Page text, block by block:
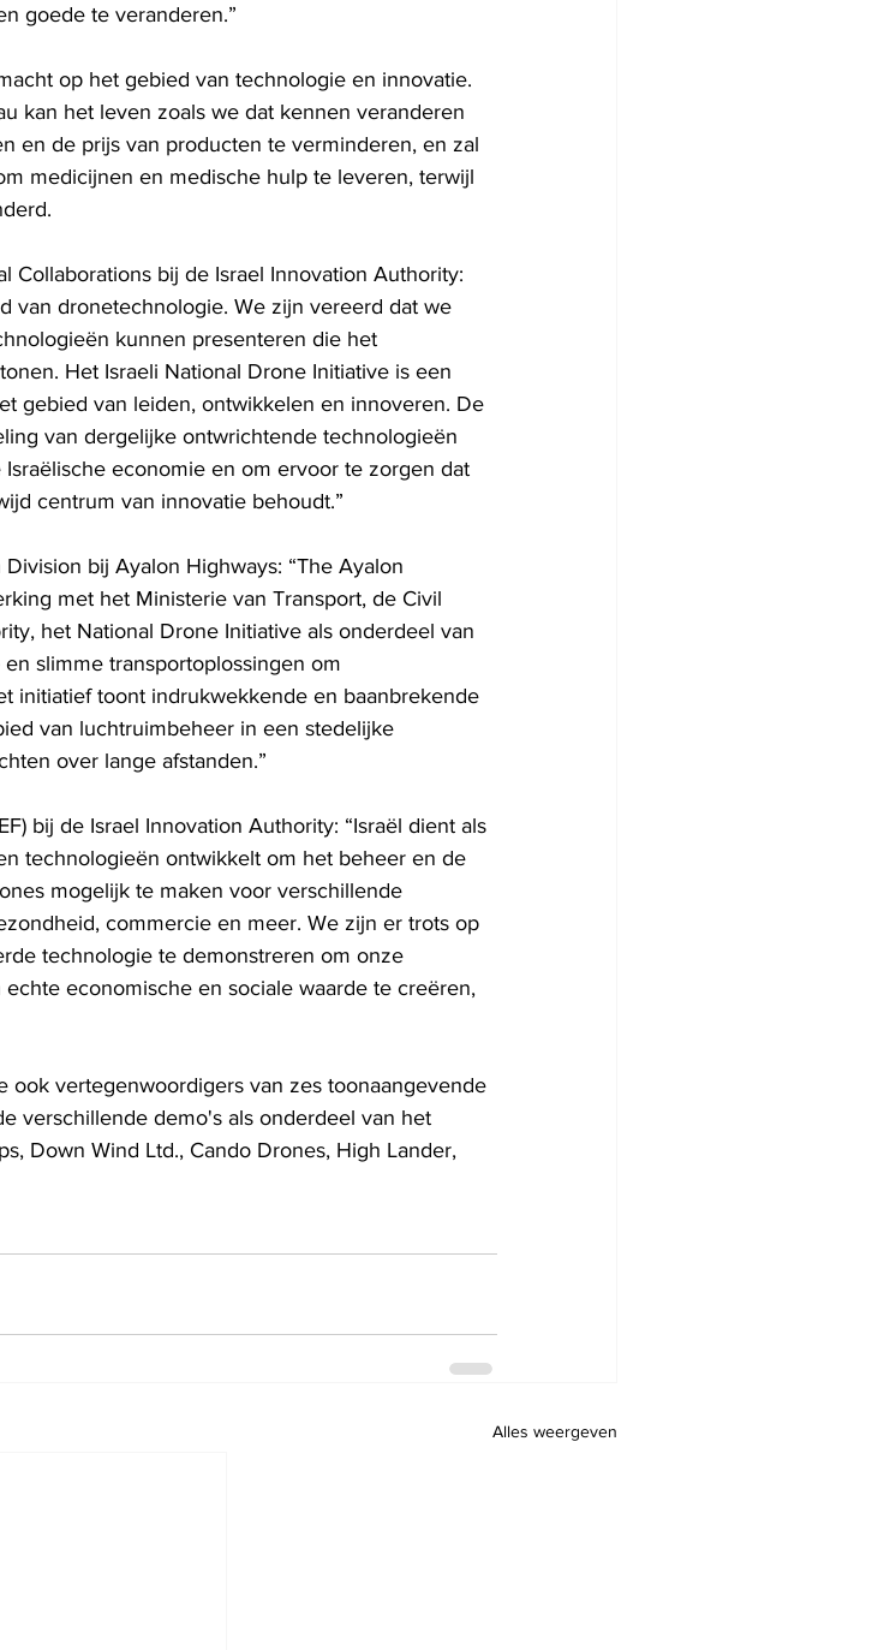
goede te veranderen.”
op het gebied van technologie en innovatie.
kan het leven zoals we dat kennen veranderen
en de prijs van producten te verminderen, en zal
medicijnen en medische hulp te leveren, terwijl
Collaborations bij de Israel Innovation Authority:
van dronetechnologie. We zijn vereerd dat we
kunnen presenteren die het
Het Israeli National Drone Initiative is een
gebied van leiden, ontwikkelen en innoveren. De
van dergelijke ontwrichtende technologieën
economie en om ervoor te zorgen dat
centrum van innovatie behoudt.”
bij Ayalon Highways: “The Ayalon
met het Ministerie van Transport, de Civil
het National Drone Initiative als onderdeel van
slimme transportoplossingen om
initiatief toont indrukwekkende en baanbrekende
van luchtruimbeheer in een stedelijke
over lange afstanden.”
bij de Israel Innovation Authority: “Israël dient als
technologieën ontwikkelt om het beheer en de
mogelijk te maken voor verschillende
commercie en meer. We zijn er trots op
technologie te demonstreren om onze
economische en sociale waarde te creëren,
ook vertegenwoordigers van zes toonaangevende
verschillende demo's als onderdeel van het
Down Wind Ltd., Cando Drones, High Lander,
Alles weergeven